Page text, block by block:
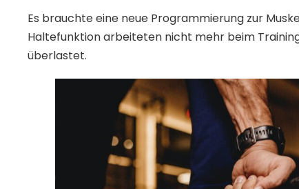
Es brauchte eine neue Programmierung zur
Haltefunktion arbeiteten nicht mehr beim
überlastet.